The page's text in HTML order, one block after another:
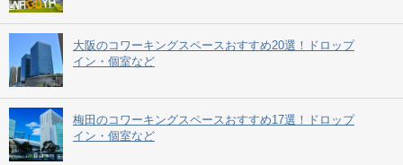
大阪のコワーキングスペースおすすめ20選！ドロップ
イン・個室など
梅田のコワーキングスペースおすすめ17選！ドロップ
イン・個室など